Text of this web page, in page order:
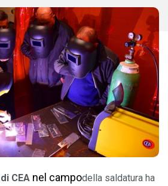
CEA nel campodella saldatura ha